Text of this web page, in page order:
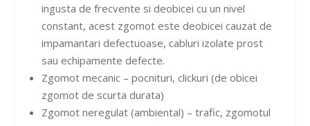
ingusta de frecvente si deobicei cu un nivel
constant, acest zgomot este deobicei cauzat de
impamantari defectuoase, cabluri izolate prost
sau echipamente defecte.
Zgomot mecanic – pocnituri, clickuri (de obicei
zgomot de scurta durata)
Zgomot neregulat (ambiental) – trafic, zgomotul